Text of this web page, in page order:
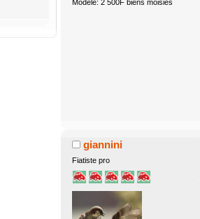
Modèle: 2 500F biens moisies
giannini
Fiatiste pro